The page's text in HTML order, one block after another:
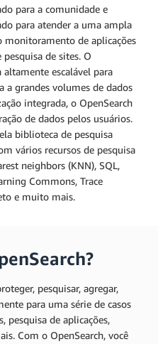
para a comunidade e
para atender a uma ampla
monitoramento de aplicações
de sites. O
escalável para
a grandes volumes de dados
integrada, o OpenSearch
de dados pelos usuários.
biblioteca de pesquisa
vários recursos de pesquisa
neighbors (KNN), SQL,
Commons, Trace
e muito mais.
pesquisar, agregar,
para uma série de casos
pesquisa de aplicações,
Com o OpenSearch, você